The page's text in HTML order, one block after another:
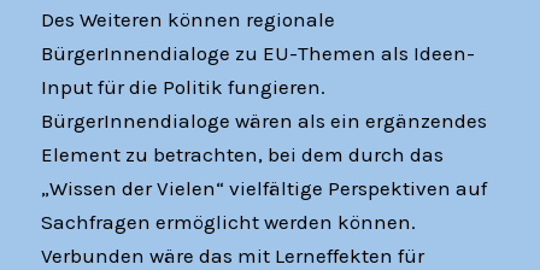
Des Weiteren können regionale
BürgerInnendialoge zu EU-Themen als Ideen-
Input für die Politik fungieren.
BürgerInnendialoge wären als ein ergänzendes
Element zu betrachten, bei dem durch das
„Wissen der Vielen“ vielfältige Perspektiven auf
Sachfragen ermöglicht werden können.
Verbunden wäre das mit Lerneffekten für